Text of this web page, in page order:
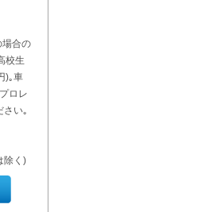
合の
校生
)｡車
ロレ
さい｡
除く)